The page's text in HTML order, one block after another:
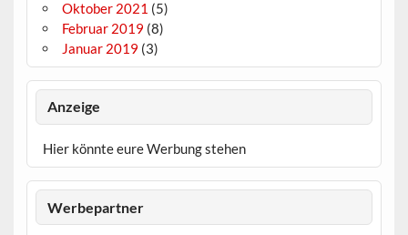
Oktober 2021 (5)
Februar 2019 (8)
Januar 2019 (3)
Anzeige
Hier könnte eure Werbung stehen
Werbepartner